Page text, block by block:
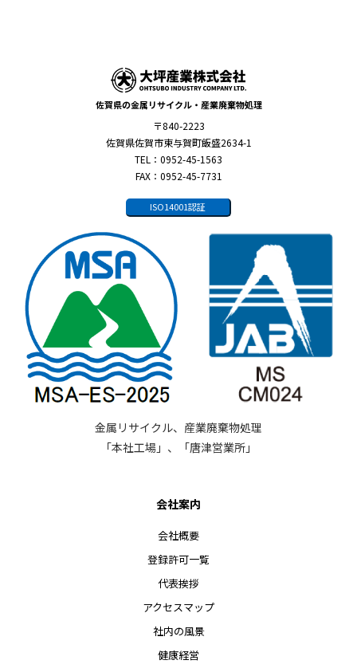
佐賀県の金属リサイクル・産業廃棄物処理
〒840-2223
佐賀県佐賀市東与賀町飯盛2634-1
TEL：0952-45-1563
FAX：0952-45-7731
ISO14001認証
金属リサイクル、産業廃棄物処理
「本社工場」、「唐津営業所」
会社案内
会社概要
登録許可一覧
代表挨拶
アクセスマップ
社内の風景
健康経営